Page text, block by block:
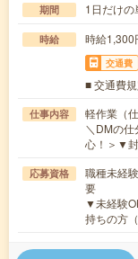
期間 1日だけ
時給 時給1,300
交通費
■ 交通費
仕事内容
軽作業（
＼DMの
心！＞▼
応募資格
職種未経
要
▼未経験
持ちの方